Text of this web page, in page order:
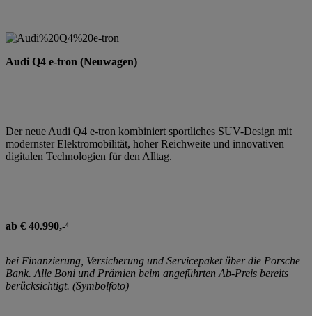
Audi Q4 e-tron (Neuwagen)
Der neue Audi Q4 e-tron kombiniert sportliches SUV-Design mit
modernster Elektromobilität, hoher Reichweite und innovativen
digitalen Technologien für den Alltag.
ab € 40.990,-⁴
bei Finanzierung, Versicherung und Servicepaket über die Porsche
Bank. Alle Boni und Prämien beim angeführten Ab-Preis bereits
berücksichtigt. (Symbolfoto)